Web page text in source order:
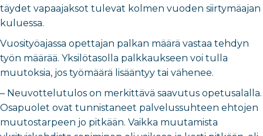
täydet vapaajaksot tulevat kolmen vuoden siirtymäajan
kuluessa.
Vuosityöajassa opettajan palkan määrä vastaa tehdyn
työn määrää. Yksilötasolla palkkaukseen voi tulla
muutoksia, jos työmäärä lisääntyy tai vähenee.
– Neuvottelutulos on merkittävä saavutus opetusalalla.
Osapuolet ovat tunnistaneet palvelussuhteen ehtojen
muutostarpeen jo pitkään. Vaikka muutamista